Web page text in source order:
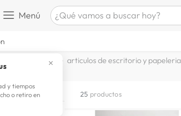
Menú ¿Qué vamos a buscar hoy?
✕
y tiempos
o retiro en
celebraciones
articulos de escritorio y papeleria
25 productos